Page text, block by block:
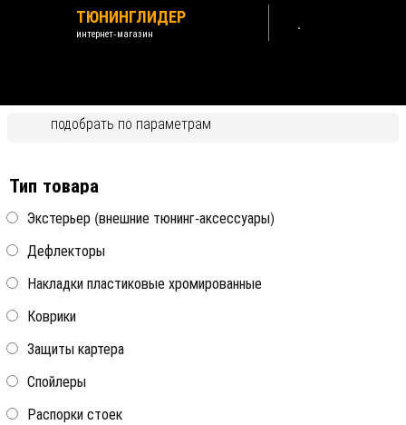
ТЮНИНГЛИДЕР
интернет-магазин
ТагАЗНазад /
подобрать по параметрам
Тип товара
Экстерьер (внешние тюнинг-аксессуары)
Дефлекторы
Накладки пластиковые хромированные
Коврики
Защиты картера
Спойлеры
Распорки стоек
Сумка Kagu в багажник
все модели